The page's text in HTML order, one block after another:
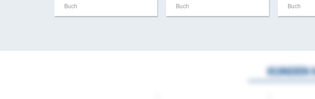
Buch Buch Buch
KUNDEN